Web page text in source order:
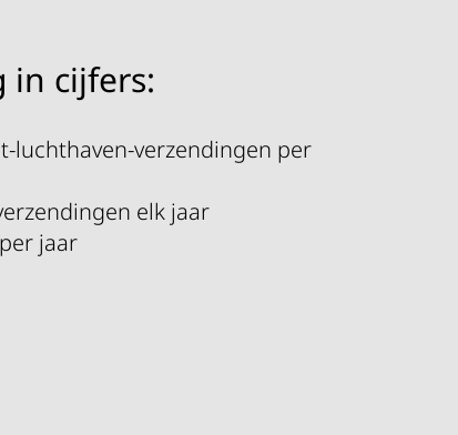
in cijfers:
luchthaven-verzendingen per
elk jaar
jaar